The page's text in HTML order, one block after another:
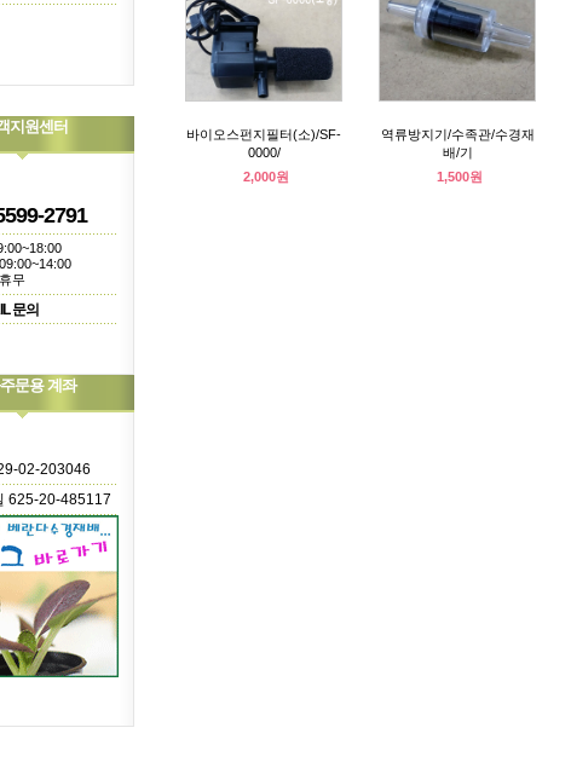
지원센터
2791
무
문의
문용 계좌
02-203046
625-20-485117
바이오스펀지필터(소)/SF-
0000/
2,000원
역류방지기/수족관/수경재
배/기
1,500원